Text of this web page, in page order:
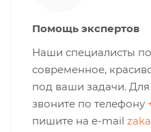
Помощь экспертов
Наши специалисты
современное,
под ваши задачи.
звоните по телефону
пишите на e-mail